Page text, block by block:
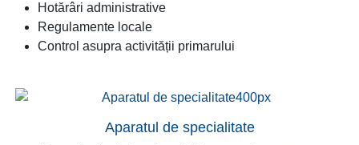
Hotărâri administrative
Regulamente locale
Control asupra activității primarului
Aparatul de specialitate